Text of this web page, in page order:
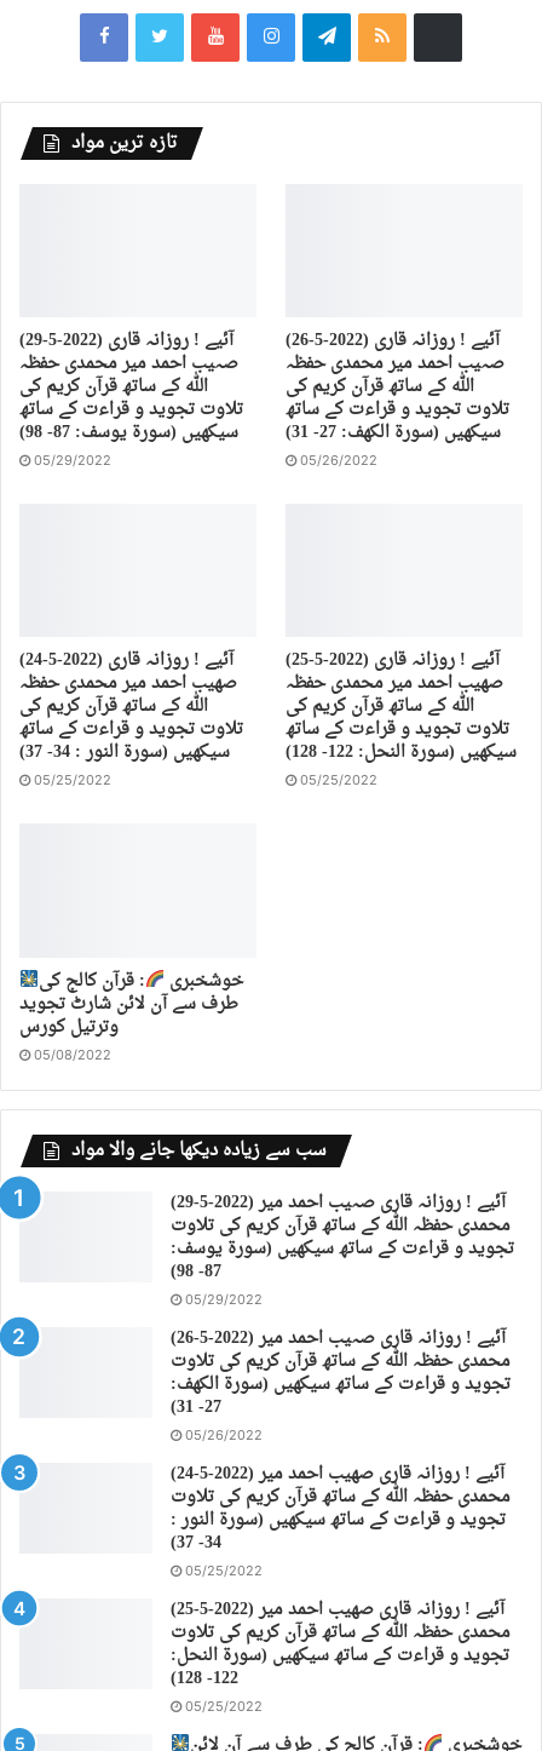
تازہ ترین مواد
(29-5-2022) آئیے ! روزانہ قاری
صہیب احمد میر محمدی حفظہ
اللہ کے ساتھ قرآن کریم کی
تلاوت تجوید و قراءت کے ساتھ
سیکھیں (سورة يوسف: 87- 98)
05/29/2022
(26-5-2022) آئیے ! روزانہ قاری
صہیب احمد میر محمدی حفظہ
اللہ کے ساتھ قرآن کریم کی
تلاوت تجوید و قراءت کے ساتھ
سیکھیں (سورة الكهف: 27- 31)
05/26/2022
(24-5-2022) آئیے ! روزانہ قاری
صهیب احمد میر محمدی حفظہ
اللہ کے ساتھ قرآن کریم کی
تلاوت تجوید و قراءت کے ساتھ
سیکھیں (سورة النور : 34- 37)
05/25/2022
(25-5-2022) آئیے ! روزانہ قاری
صهیب احمد میر محمدی حفظہ
اللہ کے ساتھ قرآن کریم کی
تلاوت تجوید و قراءت کے ساتھ
سیکھیں (سورة النحل: 122- 128)
05/25/2022
خوشخبری : قرآن کالج کی
طرف سے آن لائن شارٹ تجوید
وترتیل کورس
05/08/2022
سب سے زیادہ دیکھا جانے والا مواد
(29-5-2022) آئیے ! روزانہ قاری صہیب احمد میر
محمدی حفظہ اللہ کے ساتھ قرآن کریم کی تلاوت
تجوید و قراءت کے ساتھ سیکھیں (سورة يوسف:
87- 98)
05/29/2022
(26-5-2022) آئیے ! روزانہ قاری صہیب احمد میر
محمدی حفظہ اللہ کے ساتھ قرآن کریم کی تلاوت
تجوید و قراءت کے ساتھ سیکھیں (سورة الكهف:
27- 31)
05/26/2022
(24-5-2022) آئیے ! روزانہ قاری صهیب احمد میر
محمدی حفظہ اللہ کے ساتھ قرآن کریم کی تلاوت
تجوید و قراءت کے ساتھ سیکھیں (سورة النور :
34- 37)
05/25/2022
(25-5-2022) آئیے ! روزانہ قاری صهیب احمد میر
محمدی حفظہ اللہ کے ساتھ قرآن کریم کی تلاوت
تجوید و قراءت کے ساتھ سیکھیں (سورة النحل:
122- 128)
05/25/2022